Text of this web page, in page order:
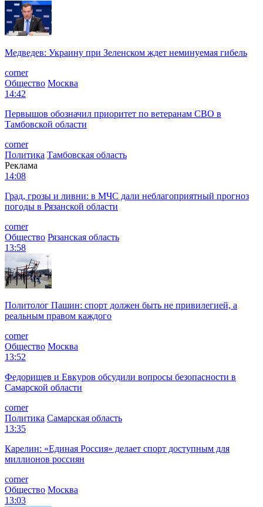
Медведев: Украину при Зеленском ждет неминуемая гибель
corner
Общество Москва
14:42
Первышов обозначил приоритет по ветеранам СВО в
Тамбовской области
corner
Политика Тамбовская область
Реклама
14:08
Град, грозы и ливни: в МЧС дали неблагоприятный прогноз
погоды в Рязанской области
corner
Общество Рязанская область
13:58
Политолог Пашин: спорт должен быть не привилегией, а
реальным правом каждого
corner
Общество Москва
13:52
Федорищев и Евкуров обсудили вопросы безопасности в
Самарской области
corner
Политика Самарская область
13:35
Карелин: «Единая Россия» делает спорт доступным для
миллионов россиян
corner
Общество Москва
13:03